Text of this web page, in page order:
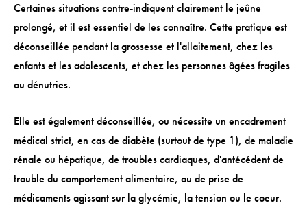
Certaines situations contre-indiquent clairement le jeûne
prolongé, et il est essentiel de les connaître. Cette pratique est
déconseillée pendant la grossesse et l'allaitement, chez les
enfants et les adolescents, et chez les personnes âgées fragiles
ou dénutries.
Elle est également déconseillée, ou nécessite un encadrement
médical strict, en cas de diabète (surtout de type 1), de maladie
rénale ou hépatique, de troubles cardiaques, d'antécédent de
trouble du comportement alimentaire, ou de prise de
médicaments agissant sur la glycémie, la tension ou le coeur.